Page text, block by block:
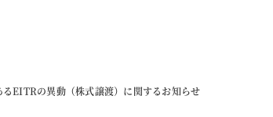
EITRの異動（株式譲渡）に関するお知らせ